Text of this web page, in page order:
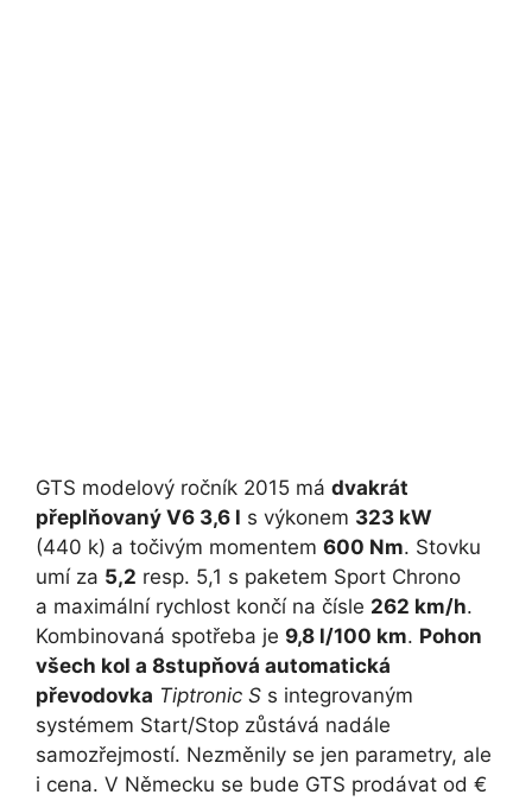
GTS modelový ročník 2015 má dvakrát
přeplňovaný V6 3,6 l s výkonem 323 kW
(440 k) a točivým momentem 600 Nm. Stovku
umí za 5,2 resp. 5,1 s paketem Sport Chrono
a maximální rychlost končí na čísle 262 km/h.
Kombinovaná spotřeba je 9,8 l/100 km. Pohon
všech kol a 8stupňová automatická
převodovka Tiptronic S s integrovaným
systémem Start/Stop zůstává nadále
samozřejmostí. Nezměnily se jen parametry, ale
i cena. V Německu se bude GTS prodávat od €